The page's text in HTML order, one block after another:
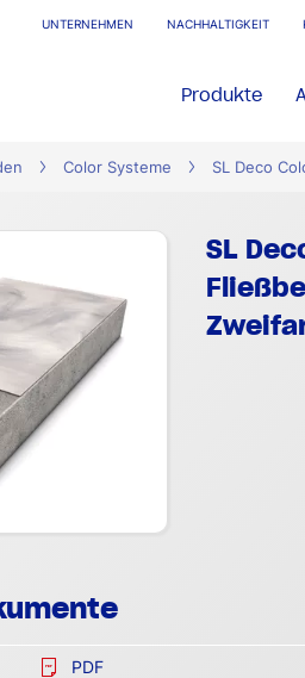
UNTERNEHMEN NACHHALTIGKEIT
Produkte
Color Systeme SL Deco
SL
PDF